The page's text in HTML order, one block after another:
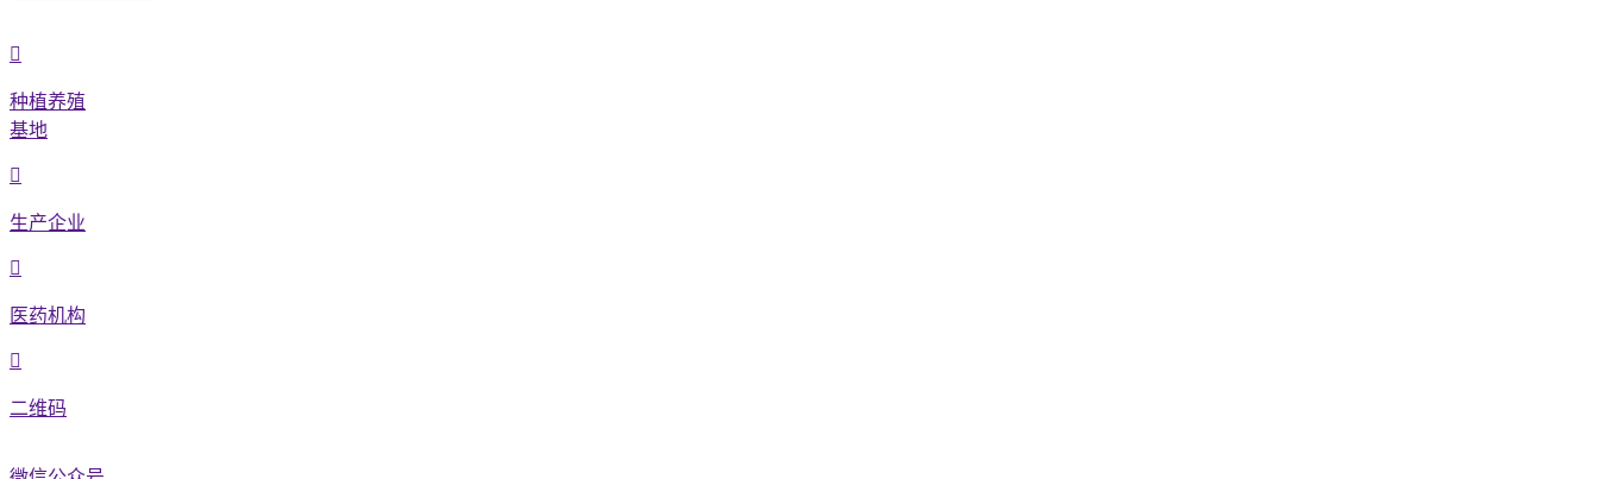
种植养殖
基地
生产企业
医药机构
二维码